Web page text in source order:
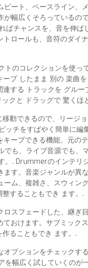
ート、ベースライン、
幅広くそろっているの
ばチャンスを、音を伸
ロールも、音符のダイ
のコレクションを使っ
プ したまま 別の 楽曲
する トラックを グル
クと ドラッグで 驚く
動できるので、リージ
チをすばやく簡単に
ープできる機能。元の
も、ライブ音源でも、
. Drummerのインテリ
す。音楽ジャンルが異
ム、複雑さ、スウィン
することもでき ます。.
スフェードした、継ぎ
おけます。サブミック
ることもでき ます。.
プションをチェック
幅広く試していくのが